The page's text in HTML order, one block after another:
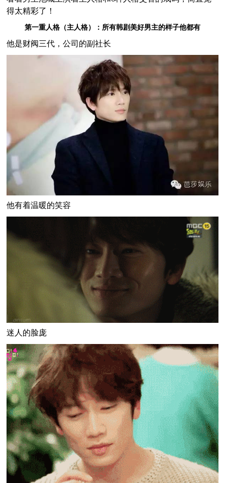
得太精彩了！
第一重人格（主人格）：所有韩剧美好男主的样子他都有
他是财阀三代，公司的副社长
他有着温暖的笑容
迷人的脸庞